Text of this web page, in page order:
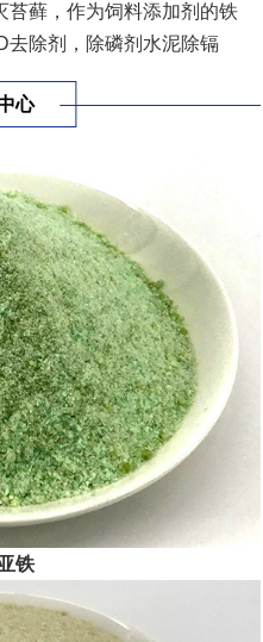
苔藓，作为饲料添加剂的铁
去除剂，除磷剂水泥除镉
以创新精神、奉献精神为前
心
铁